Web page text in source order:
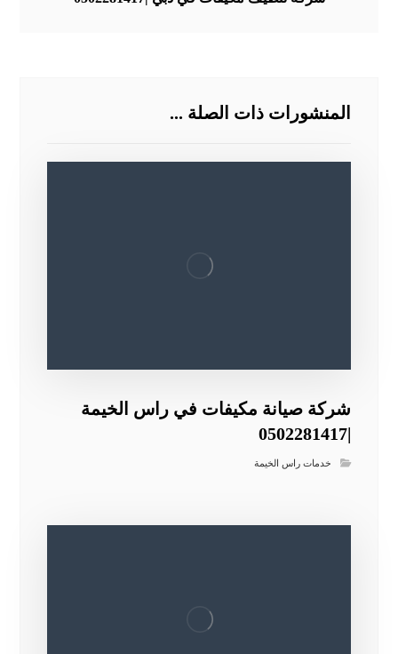
المنشورات ذات الصلة ...
شركة صيانة مكيفات في راس الخيمة
|0502281417
خدمات راس الخيمة